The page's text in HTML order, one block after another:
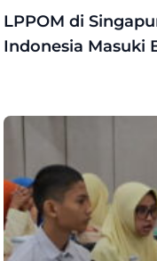
LPPOM di
Indonesia Masuki